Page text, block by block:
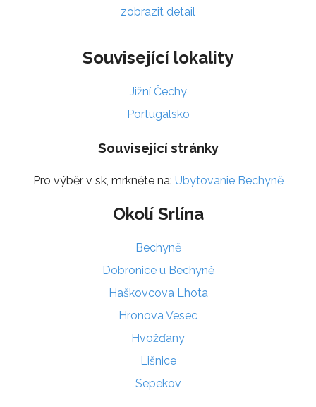
zobrazit detail
Související lokality
Jižní Čechy
Portugalsko
Související stránky
Pro výběr v sk, mrkněte na: Ubytovanie Bechyně
Okolí Srlína
Bechyně
Dobronice u Bechyně
Haškovcova Lhota
Hronova Vesec
Hvožďany
Lišnice
Sepekov